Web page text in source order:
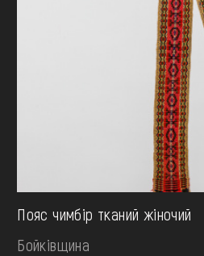
Пояс чимбір тканий жіночий
Бойківщина